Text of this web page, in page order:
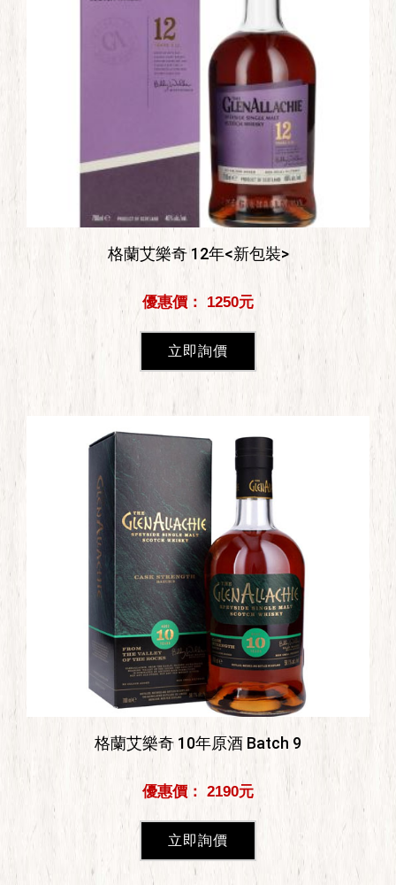
格蘭艾樂奇 12年<新包裝>
優惠價： 1250元
立即詢價
格蘭艾樂奇 10年原酒 Batch 9
優惠價： 2190元
立即詢價